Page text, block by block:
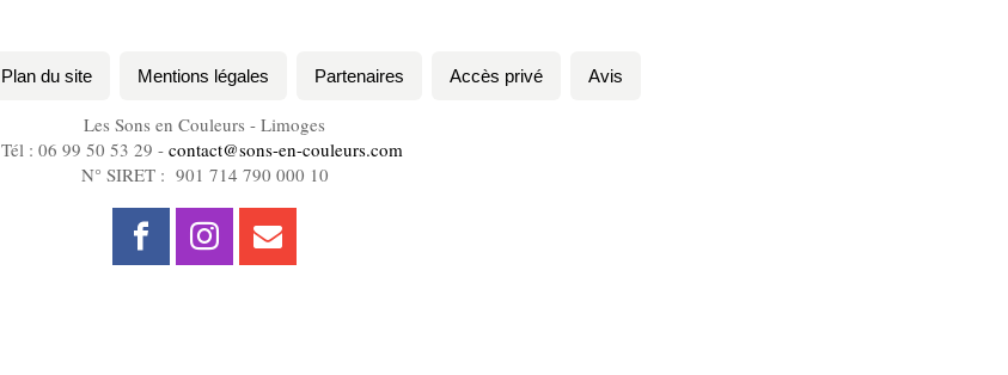
Plan du site Mentions légales Partenaires Accès privé Avis
Les Sons en Couleurs - Limoges
Tél : 06 99 50 53 29 - contact@sons-en-couleurs.com
N° SIRET : 901 714 790 000 10